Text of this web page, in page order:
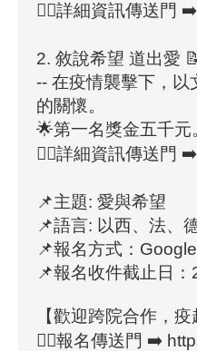
💁‍♀️詳細資訊傳送門
2. 敘說希望 道出愛
-- 在疫情襲擊下，
的關懷。
🌟第一名獎金五千元
💁‍♀️詳細資訊傳送門
📌主題: 愛與希望
📌語言: 以西、法、
📌報名方式：
📌報名收件截止日
【歡迎跨院合作，
💁‍♀️報名傳送門 ➡️